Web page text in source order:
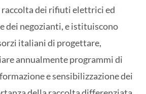
dei rifiuti elettrici ed
dei negozianti, e istituiscono
italiani di progettare,
annualmente programmi di
e sensibilizzazione dei